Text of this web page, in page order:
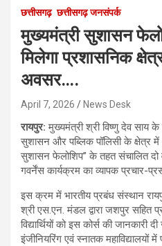
छत्तीसगढ़ छत्तीसगढ़ जनसंपर्क
मुख्यमंत्री सुशासन
मिलेगा प्रशासनिक
अवसर….
April 7, 2026 News Desk
रायपुर:मुख्यमंत्री श्री विष्णु देव साय
सुशासन और पब्लिक पॉलिसी के क्षेत्र
सुशासन फेलोशिप” के तहत संचालित दो
गवर्नेंस कार्यक्रम का व्यापक प्रचार-
इस क्रम में भारतीय प्रबंध संस्थान
श्री एस.एन. मंडल द्वारा जशपुर सहित
विद्यार्थियों को इस कोर्स की जानकारी
इंजीनियरिंग एवं स्नातक महाविद्यालयों